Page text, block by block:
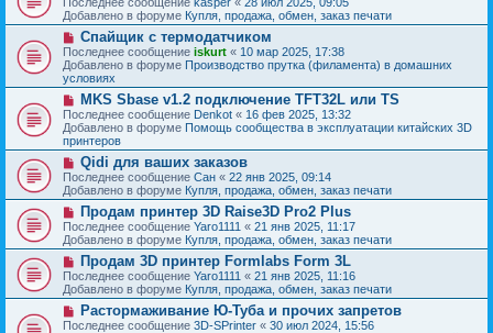
е
н
и
е
о
б
щ
е
н
и
е
в
о
е
с
о
о
б
щ
е
н
и
е
Добавлено в форуме Купля, продажа, обмен, заказ печати
Н
о
в
о
е
о
о
б
щ
е
н
и
е
Спайщик с термодатчиком
Последнее сообщение iskurt « 10 мар 2025, 17:38
Добавлено в форуме Производство прутка (филамента) в домашних
условиях
Н
о
в
о
е
с
о
о
б
щ
е
н
и
е
MKS Sbase v1.2 подключение TFT32L или TS
Последнее сообщение Denkot « 16 фев 2025, 13:32
Добавлено в форуме Помощь сообщества в эксплуатации китайских 3D
принтеров
Н
о
в
о
с
о
о
б
щ
е
н
и
е
Qidi для ваших заказов
Последнее сообщение Сан « 22 янв 2025, 09:14
Добавлено в форуме Купля, продажа, обмен, заказ печати
Н
о
в
о
с
о
о
б
щ
Продам принтер 3D Raise3D Pro2 Plus
Последнее сообщение Yaro1111 « 21 янв 2025, 11:17
Добавлено в форуме Купля, продажа, обмен, заказ печати
Н
о
в
о
с
Продам 3D принтер Formlabs Form 3L
Последнее сообщение Yaro1111 « 21 янв 2025, 11:16
Добавлено в форуме Купля, продажа, обмен, заказ печати
Н
о
Растормаживание Ю-Туба и прочих запретов
Последнее сообщение 3D-SPrinter « 30 июл 2024, 15:56